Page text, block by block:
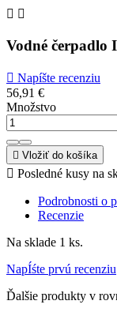
 
Vodné čerpadlo
 Napíšte recenziu
56,91 €
Množstvo
 Vložiť do košíka
 Posledné kusy na
Podrobnosti o
Recenzie
Na sklade 1 ks.
NapÍśte prvú recenziu
Ďalšie produkty v